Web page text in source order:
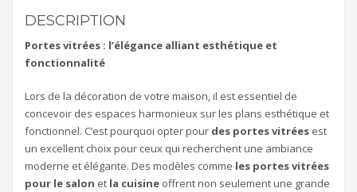
DESCRIPTION
Portes vitrées : l’élégance alliant esthétique et
fonctionnalité
Lors de la décoration de votre maison, il est essentiel de
concevoir des espaces harmonieux sur les plans esthétique et
fonctionnel. C’est pourquoi opter pour des portes vitrées est
un excellent choix pour ceux qui recherchent une ambiance
moderne et élégante. Des modèles comme les portes vitrées
pour le salon et la cuisine offrent non seulement une grande